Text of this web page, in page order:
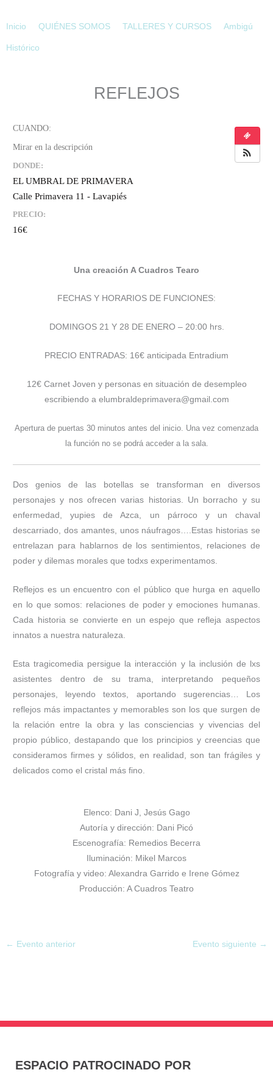
Inicio QUIÉNES SOMOS TALLERES Y CURSOS Ambigú
Histórico
REFLEJOS
DONDE:
EL UMBRAL DE PRIMAVERA
Calle Primavera 11 - Lavapiés
PRECIO:
16€
Una creación A Cuadros Tearo
FECHAS Y HORARIOS DE FUNCIONES:
DOMINGOS 21 Y 28 DE ENERO – 20:00 hrs.
PRECIO ENTRADAS: 16€ anticipada Entradium
12€ Carnet Joven y personas en situación de desempleo
escribiendo a elumbraldeprimavera@gmail.com
Apertura de puertas 30 minutos antes del inicio. Una vez comenzada
la función no se podrá acceder a la sala.
Dos genios de las botellas se transforman en diversos
personajes y nos ofrecen varias historias. Un borracho y su
enfermedad, yupies de Azca, un párroco y un chaval
descarriado, dos amantes, unos náufragos….Estas historias se
entrelazan para hablarnos de los sentimientos, relaciones de
poder y dilemas morales que todxs experimentamos.
Reflejos es un encuentro con el público que hurga en aquello
en lo que somos: relaciones de poder y emociones humanas.
Cada historia se convierte en un espejo que refleja aspectos
innatos a nuestra naturaleza.
Esta tragicomedia persigue la interacción y la inclusión de lxs
asistentes dentro de su trama, interpretando pequeños
personajes, leyendo textos, aportando sugerencias… Los
reflejos más impactantes y memorables son los que surgen de
la relación entre la obra y las consciencias y vivencias del
propio público, destapando que los principios y creencias que
consideramos firmes y sólidos, en realidad, son tan frágiles y
delicados como el cristal más fino.
Elenco: Dani J, Jesús Gago
Autoría y dirección: Dani Picó
Escenografía: Remedios Becerra
Iluminación: Mikel Marcos
Fotografía y video: Alexandra Garrido e Irene Gómez
Producción: A Cuadros Teatro
← Evento anterior Evento siguiente →
ESPACIO PATROCINADO POR